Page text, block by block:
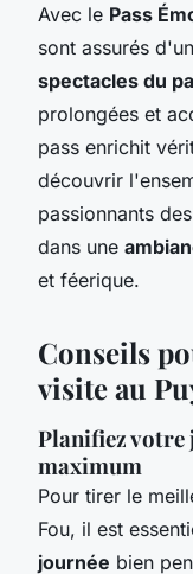
Avec le Pass
sont assurés
spectacles du
prolongées et
pass enrichit
découvrir
passionnants
dans une
et féerique.
Conseils
visite au
Planifiez
maximum
Pour tirer le
Fou, il est
journée bien